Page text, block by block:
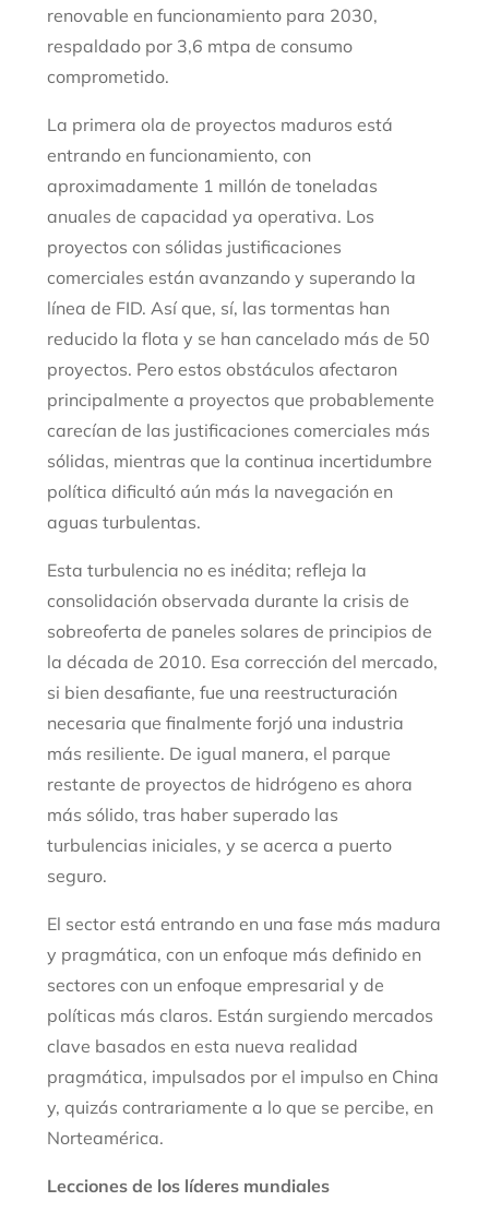
renovable en funcionamiento para 2030,
respaldado por 3,6 mtpa de consumo
comprometido.
La primera ola de proyectos maduros está
entrando en funcionamiento, con
aproximadamente 1 millón de toneladas
anuales de capacidad ya operativa. Los
proyectos con sólidas justificaciones
comerciales están avanzando y superando la
línea de FID. Así que, sí, las tormentas han
reducido la flota y se han cancelado más de 50
proyectos. Pero estos obstáculos afectaron
principalmente a proyectos que probablemente
carecían de las justificaciones comerciales más
sólidas, mientras que la continua incertidumbre
política dificultó aún más la navegación en
aguas turbulentas.
Esta turbulencia no es inédita; refleja la
consolidación observada durante la crisis de
sobreoferta de paneles solares de principios de
la década de 2010. Esa corrección del mercado,
si bien desafiante, fue una reestructuración
necesaria que finalmente forjó una industria
más resiliente. De igual manera, el parque
restante de proyectos de hidrógeno es ahora
más sólido, tras haber superado las
turbulencias iniciales, y se acerca a puerto
seguro.
El sector está entrando en una fase más madura
y pragmática, con un enfoque más definido en
sectores con un enfoque empresarial y de
políticas más claros. Están surgiendo mercados
clave basados en esta nueva realidad
pragmática, impulsados por el impulso en China
y, quizás contrariamente a lo que se percibe, en
Norteamérica.
Lecciones de los líderes mundiales